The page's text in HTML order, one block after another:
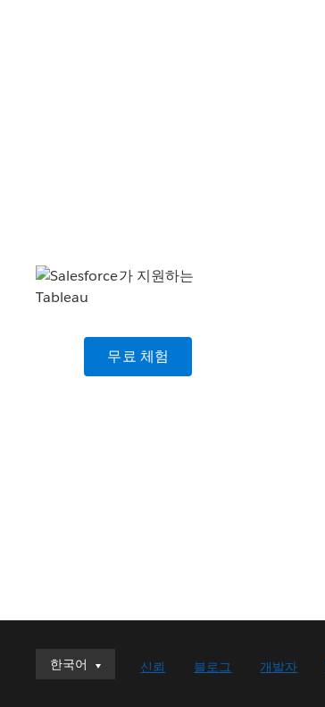
무료 체험
한국어
한국어
신뢰 블로그 개발자